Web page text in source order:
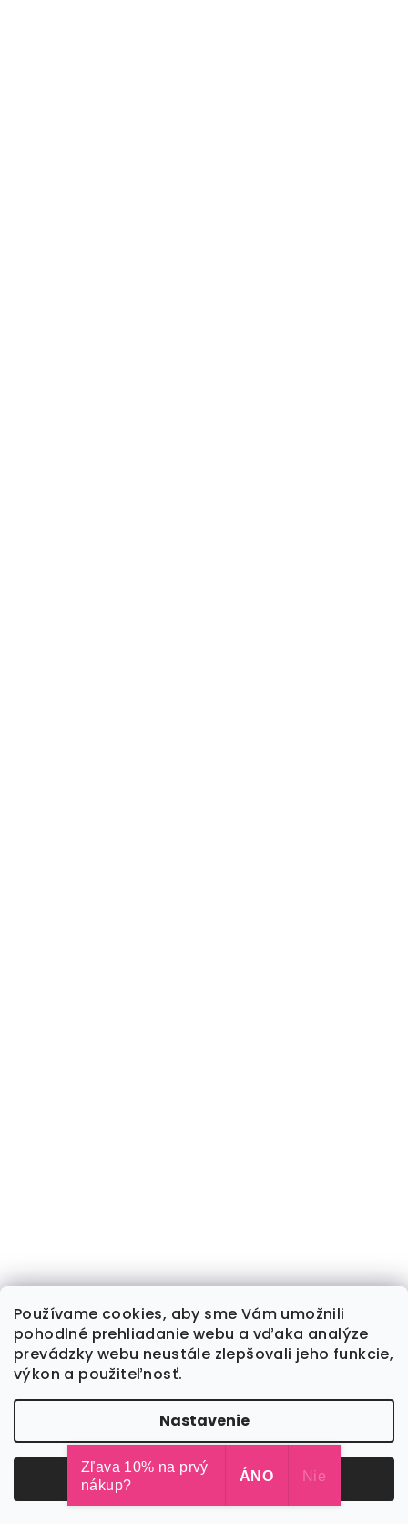
Používame cookies, aby sme Vám umožnili
pohodlné prehliadanie webu a vďaka analýze
prevádzky webu neustále zlepšovali jeho funkcie,
výkon a použiteľnosť.
Nastavenie
Odmietnuť Súhlasím
Zľava 10% na prvý
nákup?
ÁNO Nie